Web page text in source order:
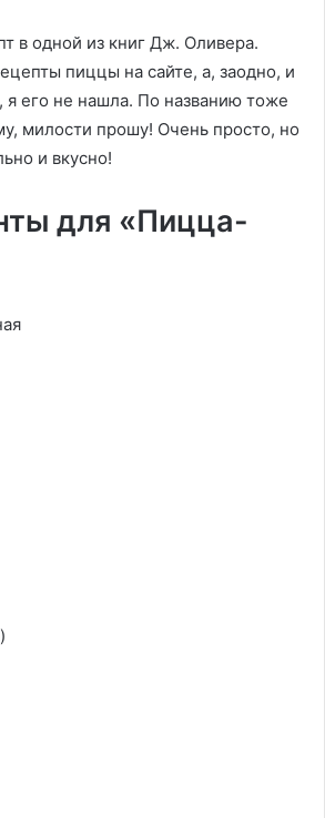
в одной из книг Дж. Оливера.
пиццы на сайте, а, заодно, и
я его не нашла. По названию тоже
милости прошу! Очень просто, но
и вкусно!
для «Пицца-